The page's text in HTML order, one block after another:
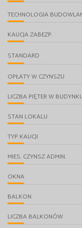
TECHNOLOGIA
KAUCJA ZABEZP.
STANDARD
OPŁATY W CZYNSZU
LICZBA PIĘTER W
STAN LOKALU
TYP KAUCJI
MIES. CZYNSZ ADMIN.
OKNA
BALKON
LICZBA BALKONÓW